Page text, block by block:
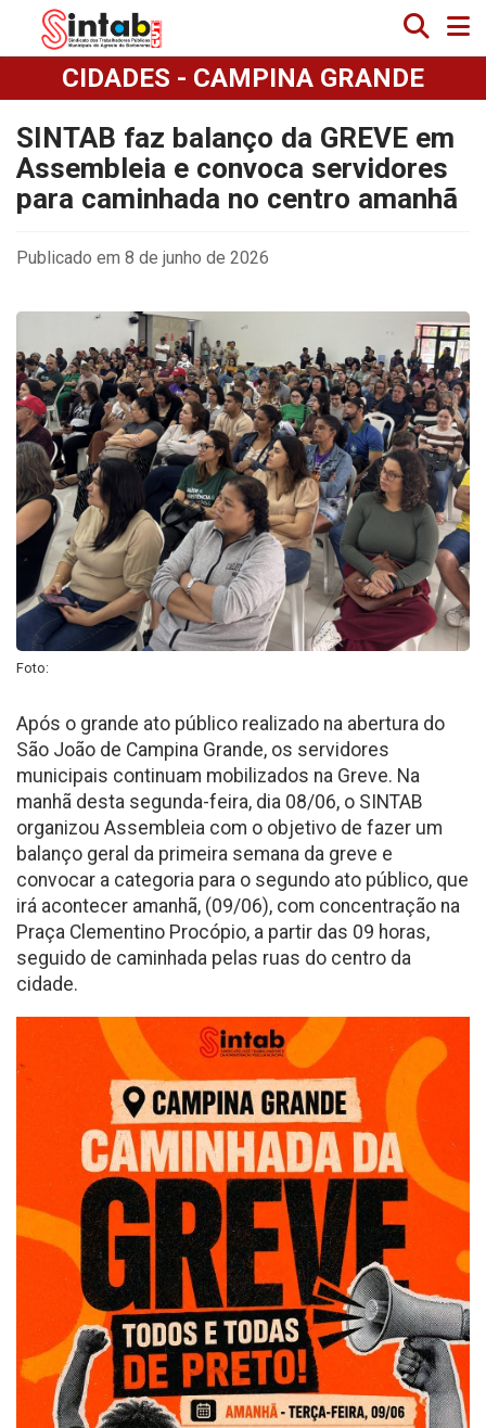
CIDADES - CAMPINA GRANDE
SINTAB faz balanço da GREVE em
Assembleia e convoca servidores
para caminhada no centro amanhã
Publicado em 8 de junho de 2026
Foto:
Após o grande ato público realizado na abertura do
São João de Campina Grande, os servidores
municipais continuam mobilizados na Greve. Na
manhã desta segunda-feira, dia 08/06, o SINTAB
organizou Assembleia com o objetivo de fazer um
balanço geral da primeira semana da greve e
convocar a categoria para o segundo ato público, que
irá acontecer amanhã, (09/06), com concentração na
Praça Clementino Procópio, a partir das 09 horas,
seguido de caminhada pelas ruas do centro da
cidade.